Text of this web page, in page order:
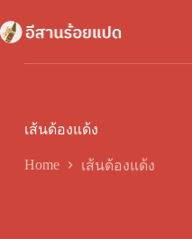
to
content
เส้นด้องแด้ง
Home เส้นด้องแด้ง